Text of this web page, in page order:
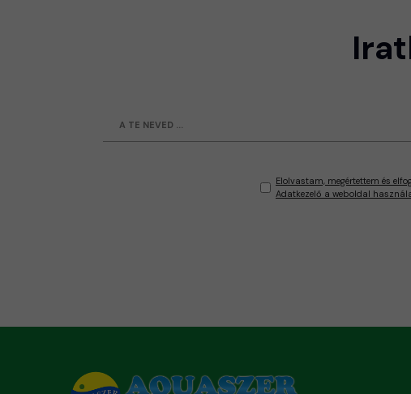
Elolvastam, megértettem és
Adatkezelő a weboldal